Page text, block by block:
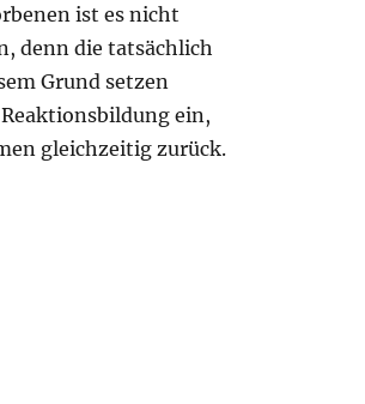
ist es nicht
denn die tatsächlich
Grund setzen
ein,
gleichzeitig zurück.